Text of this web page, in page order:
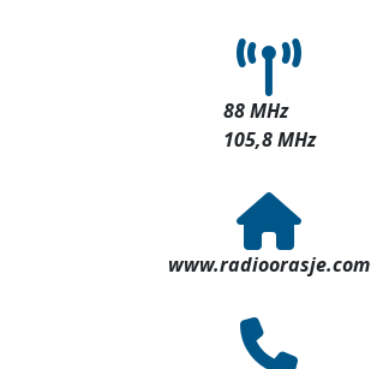
88 MHz
105,8 MHz
www.radioorasje.com